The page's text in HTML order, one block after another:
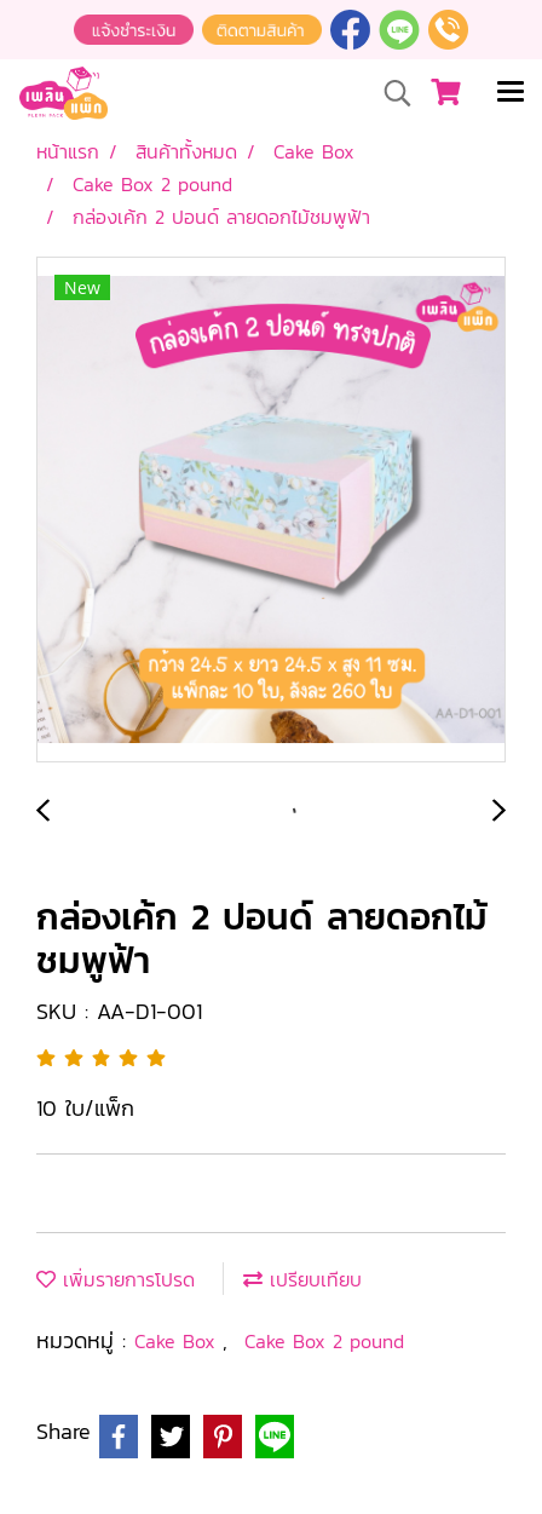
หน้าแรก สินค้าทั้งหมด
Cake Box
Cake Box 2 pound
กล่องเค้ก 2 ปอนด์ ลายดอกไม้ชมพูฟ้า
New
กล่องเค้ก 2 ปอนด์ ลายดอกไม้
ชมพูฟ้า
SKU : AA-D1-001
10 ใบ/แพ็ก
เพิ่มรายการโปรด เปรียบเทียบ
หมวดหมู่ : Cake Box , Cake Box 2 pound
Share